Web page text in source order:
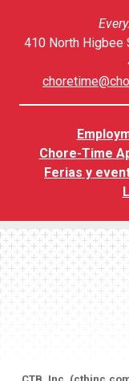
410 North Higbee
Chore-Time
Ferias y